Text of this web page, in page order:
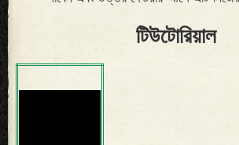
টিউটোরিয়াল